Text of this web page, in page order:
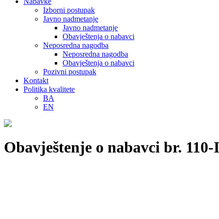
Izborni postupak
Javno nadmetanje
Javno nadmetanje
Obavještenja o nabavci
Neposredna nagodba
Neposredna nagodba
Obavještenja o nabavci
Pozivni postupak
Kontakt
Politika kvalitete
BA
EN
Obavještenje o nabavci br. 110-